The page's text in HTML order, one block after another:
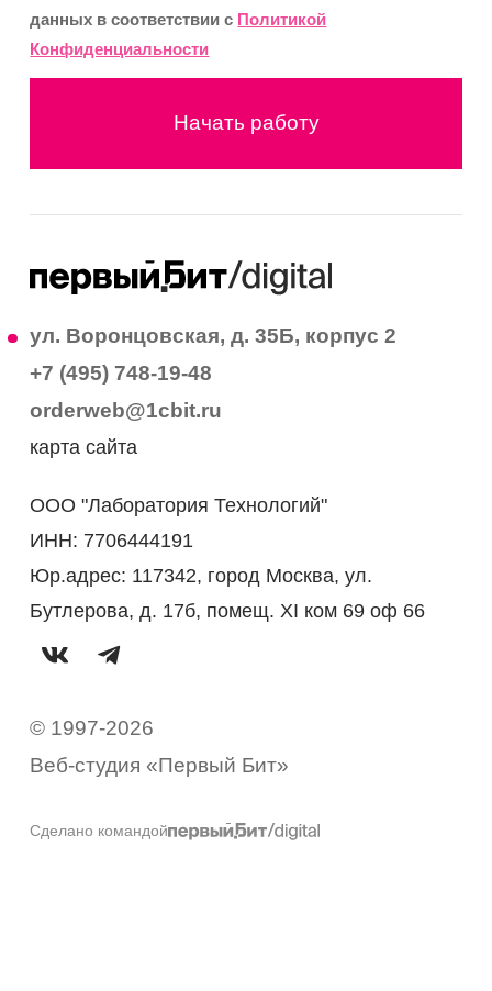
данных в соответствии с Политикой
Конфиденциальности
Начать работу
ул. Воронцовская, д. 35Б, корпус 2
+7 (495) 748-19-48
orderweb@1cbit.ru
карта сайта
ООО "Лаборатория Технологий"
ИНН: 7706444191
Юр.адрес: 117342, город Москва, ул.
Бутлерова, д. 17б, помещ. XI ком 69 оф 66
© 1997-2026
Веб-студия «Первый Бит»
Сделано командой